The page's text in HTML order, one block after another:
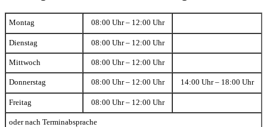
Montag 08:00 Uhr – 12:00 Uhr
Dienstag 08:00 Uhr – 12:00 Uhr
Mittwoch 08:00 Uhr – 12:00 Uhr
Donnerstag 08:00 Uhr – 12:00 Uhr 14:00 Uhr – 18:00 Uhr
Freitag 08:00 Uhr – 12:00 Uhr
oder nach Terminabsprache